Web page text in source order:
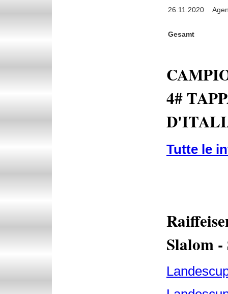
26.11.2020
Gesamt
4#
Tutte le
Slalom